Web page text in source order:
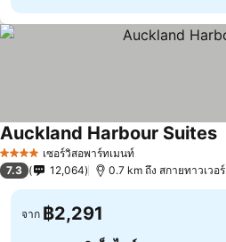
4 ดาว เซอร์วิสอพาร์ทเมนท์
Auckland Harbour Suites
7.3 12,064 0.7 km ถึง สกายทาวเวอร์
จาก ฿2,291